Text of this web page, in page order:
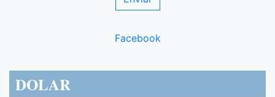
Facebook
DOLAR